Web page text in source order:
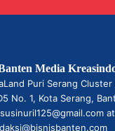
Media
Puri Serang Cluster
No. 1, Kota Serang,